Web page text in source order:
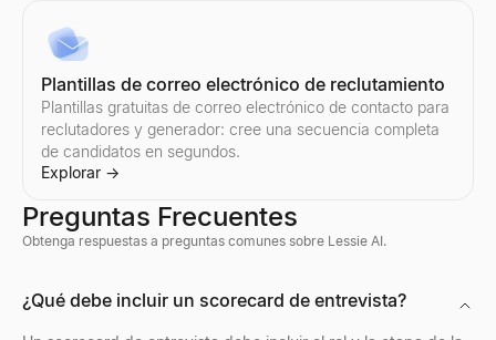
Plantillas de correo electrónico de reclutamiento
Plantillas gratuitas de correo electrónico de contacto para
reclutadores y generador: cree una secuencia completa
de candidatos en segundos.
Explorar →
Previsualiza avatares, banners, nombres de usuario e
Preguntas Frecuentes
Obtenga respuestas a preguntas comunes sobre Lessie AI.
¿Qué debe incluir un scorecard de entrevista?